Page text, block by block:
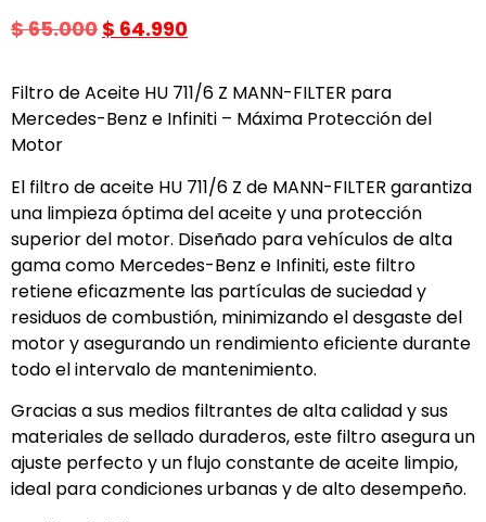
$65.000 $ 64.990
Filtro de Aceite HU 711/6 Z MANN-FILTER para
Mercedes-Benz e Infiniti – Máxima Protección del
Motor
El filtro de aceite HU 711/6 Z de MANN-FILTER garantiza
una limpieza óptima del aceite y una protección
superior del motor. Diseñado para vehículos de alta
gama como Mercedes-Benz e Infiniti, este filtro
retiene eficazmente las partículas de suciedad y
residuos de combustión, minimizando el desgaste del
motor y asegurando un rendimiento eficiente durante
todo el intervalo de mantenimiento.
Gracias a sus medios filtrantes de alta calidad y sus
materiales de sellado duraderos, este filtro asegura un
ajuste perfecto y un flujo constante de aceite limpio,
ideal para condiciones urbanas y de alto desempeño.